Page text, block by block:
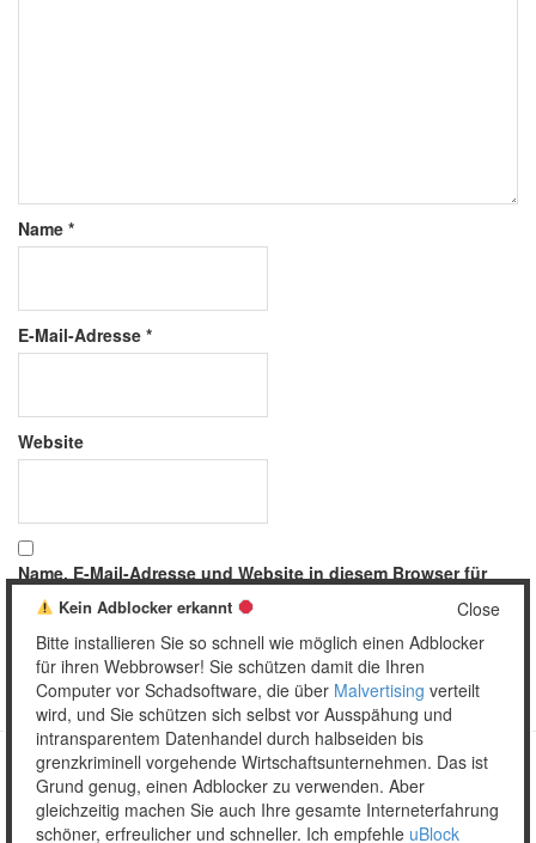
Name *
E-Mail-Adresse *
Website
Name, E-Mail-Adresse und Website in diesem Browser für
meinen nächsten Kommentar speichern.
Copyright © 2026 Unser täglich Spam.
MobileWordPress Theme by themehall.com
Close
Kein Adblocker erkannt
Bitte installieren Sie so schnell wie möglich einen Adblocker
für ihren Webbrowser! Sie schützen damit die Ihren
Computer vor Schadsoftware, die über Malvertising verteilt
wird, und Sie schützen sich selbst vor Ausspähung und
intransparentem Datenhandel durch halbseiden bis
grenzkriminell vorgehende Wirtschaftsunternehmen. Das ist
Grund genug, einen Adblocker zu verwenden. Aber
gleichzeitig machen Sie auch Ihre gesamte Interneterfahrung
schöner, erfreulicher und schneller. Ich empfehle uBlock